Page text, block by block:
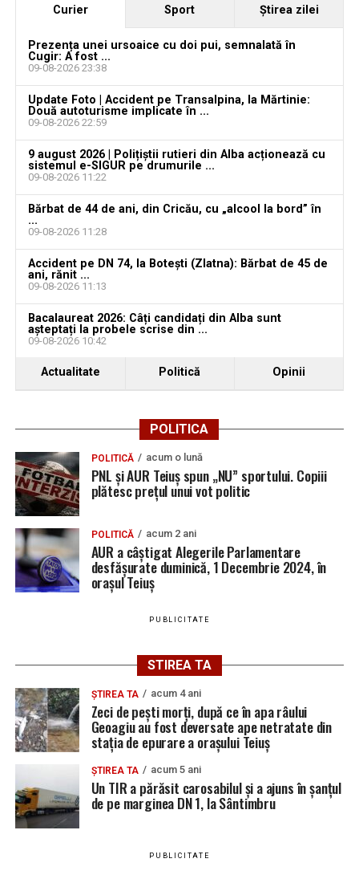
vacante
Bărbat de 30 de ani din Galda de Jos, reținut după
ce și-ar fi agresat și violat partenera
Curier Sport Ştirea zilei
Prezența unei ursoaice cu doi pui, semnalată în
Cugir: A fost ...
09-08-2026 23:38
Update Foto | Accident pe Transalpina, la Mărtinie:
Două autoturisme implicate în ...
09-08-2026 22:59
9 august 2026 | Polițiștii rutieri din Alba acționează cu
sistemul e-SIGUR pe drumurile ...
09-08-2026 11:22
Bărbat de 44 de ani, din Cricău, cu „alcool la bord” în
...
09-08-2026 11:28
Accident pe DN 74, la Botești (Zlatna): Bărbat de 45 de
ani, rănit ...
09-08-2026 11:13
Bacalaureat 2026: Câți candidați din Alba sunt
așteptați la probele scrise din ...
09-08-2026 10:42
Actualitate Politică Opinii
POLITICA
POLITICĂ acum o lună
PNL și AUR Teiuș spun „NU” sportului. Copiii
plătesc prețul unui vot politic
POLITICĂ acum 2 ani
AUR a câștigat Alegerile Parlamentare
desfășurate duminică, 1 Decembrie 2024, în
orașul Teiuș
PUBLICITATE
STIREA TA
ȘTIREA TA acum 4 ani
Zeci de pești morți, după ce în apa râului
Geoagiu au fost deversate ape netratate din
stația de epurare a orașului Teiuș
ȘTIREA TA acum 5 ani
Un TIR a părăsit carosabilul și a ajuns în șanțul
de pe marginea DN 1, la Sântimbru
PUBLICITATE